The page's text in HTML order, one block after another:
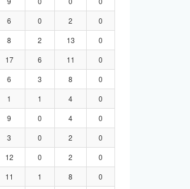
6 0 2
0
8 2 13
0
17 6 11
0
6 3 8
0
1 1 4
0
9 0 4
0
3 0 2
0
12 0 2
0
11 1 8
0